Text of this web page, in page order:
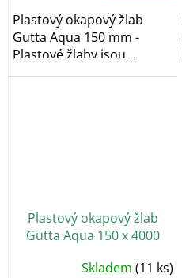
Plastový okapový žlab
Gutta Aqua 150 mm -
Plastové žlaby jsou
bezúdržbové a
Plastový okapový žlab
Gutta Aqua 150 x 4000
Skladem (11 ks)